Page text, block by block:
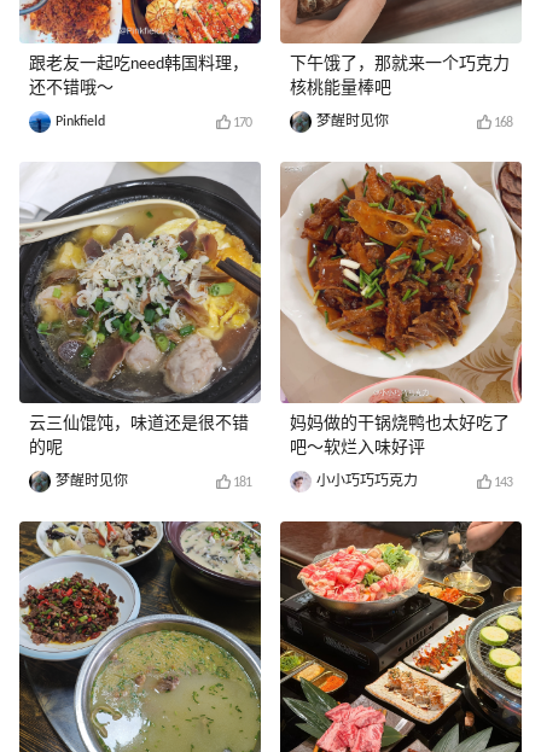
跟老友一起吃need韩国料理，
还不错哦～
Pinkfield 170
云三仙馄饨，味道还是很不错
的呢
梦醒时见你 181
下午饿了，那就来一个巧克力
核桃能量棒吧
梦醒时见你 168
妈妈做的干锅烧鸭也太好吃了
吧～软烂入味好评
小小巧巧巧克力 143